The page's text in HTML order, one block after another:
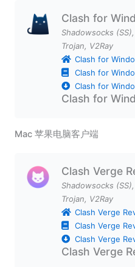
Clash for
Shadowsocks (SS),
Trojan, V2Ray
Clash for
Clash for
Clash for
Clash for
Mac 苹果电脑客户端
Clash Verge
Shadowsocks (SS),
Trojan, V2Ray
Clash Verge
Clash Verge
Clash Verge
Clash Verge